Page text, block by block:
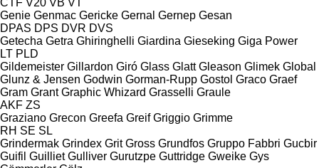
Genie Genmac Gericke Gernal Gernep Gesan
DPAS DPS DVR DVS
Getecha Getra Ghiringhelli Giardina Gieseking Giga Power
LT PLD
Gildemeister Gillardon Giró Glass Glatt Gleason Glimek Global
Glunz & Jensen Godwin Gorman-Rupp Gostol Graco Graef
Gram Grant Graphic Whizard Grasselli Graule
AKF ZS
Graziano Grecon Greefa Greif Griggio Grimme
RH SE SL
Grindermak Grindex Grit Gross Grundfos Gruppo Fabbri Gucbir
Guifil Guilliet Gulliver Gurutzpe Guttridge Gweike Gys